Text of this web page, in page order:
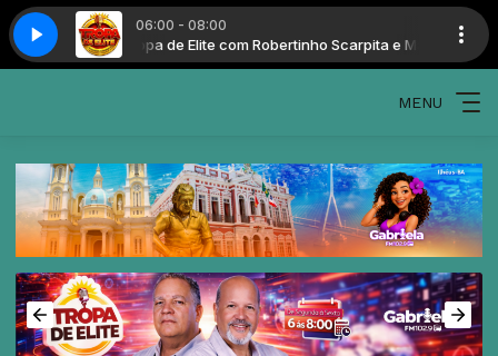
06:00 - 08:00
Santos Tropa de Elite com Robertinho Scarpita e Marinho Santos
MENU